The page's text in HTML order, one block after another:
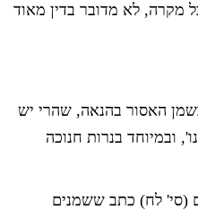
מקרה, לא מדובר בדין מאוד
האסור בהנאה, שהרי יש
ובמיוחד בנרות חנוכה
(סי' לח) כתב ששמנים